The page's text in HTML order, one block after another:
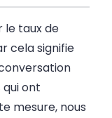
le taux de
cela signifie
ont
mesure, nous